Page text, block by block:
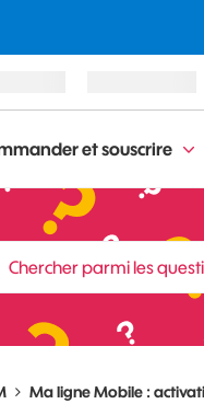
et souscrire
Ma ligne Mobile :